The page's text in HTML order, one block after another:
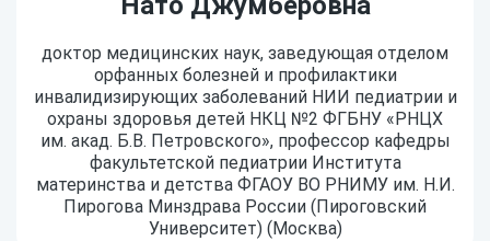
доктор медицинских наук, заведующая отделом
орфанных болезней и профилактики
инвалидизирующих заболеваний НИИ педиатрии и
охраны здоровья детей НКЦ №2 ФГБНУ «РНЦХ
им. акад. Б.В. Петровского», профессор кафедры
факультетской педиатрии Института
материнства и детства ФГАОУ ВО РНИМУ им. Н.И.
Пирогова Минздрава России (Пироговский
Университет) (Москва)